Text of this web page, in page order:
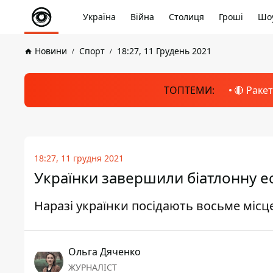
Україна Війна Столиця Гроші
Новини Спорт 18:27, 11 Грудень 2021
ТОПТЕМИ: 🔴
18:27, 11 грудня 2021
Українки завершили біатлонну
Наразі українки посідають восьме
Ольга Дяченко
ЖУРНАЛІСТ